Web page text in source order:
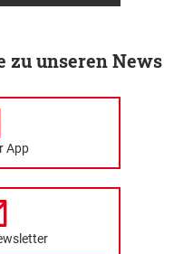
zu unseren News
App